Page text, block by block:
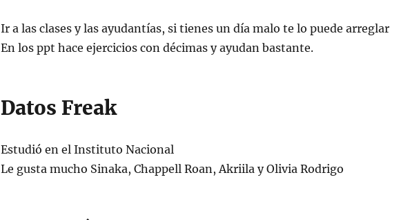
Ir a las clases y las ayudantías, si tienes un día malo te lo puede arreglar
En los ppt hace ejercicios con décimas y ayudan bastante.
Datos Freak
Estudió en el Instituto Nacional
Le gusta mucho Sinaka, Chappell Roan, Akriila y Olivia Rodrigo